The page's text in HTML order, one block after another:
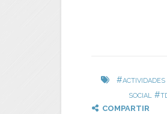
#
SOCIAL #
COMPARTIR